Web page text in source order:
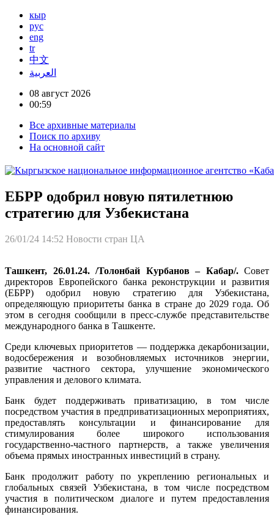
кыр
рус
eng
tr
中文
العربية
08 август 2026
00:59
Все архивные материалы
Поиск по архиву
На основной сайт
ЕБРР одобрил новую пятилетнюю
стратегию для Узбекистана
26/01/24 14:52 Новости стран ЦА
Ташкент, 26.01.24. /Толонбай Курбанов – Кабар/. Совет
директоров Европейского банка реконструкции и развития
(ЕБРР) одобрил новую стратегию для Узбекистана,
определяющую приоритеты банка в стране до 2029 года. Об
этом в сегодня сообщили в пресс-службе представительстве
международного банка в Ташкенте.
Среди ключевых приоритетов — поддержка декарбонизации,
водосбережения и возобновляемых источников энергии,
развитие частного сектора, улучшение экономического
управления и делового климата.
Банк будет поддерживать приватизацию, в том числе
посредством участия в предприватизационных мероприятиях,
предоставлять консультации и финансирование для
стимулирования более широкого использования
государственно-частного партнерств, а также увеличения
объема прямых иностранных инвестиций в страну.
Банк продолжит работу по укреплению региональных и
глобальных связей Узбекистана, в том числе посредством
участия в политическом диалоге и путем предоставления
финансирования.